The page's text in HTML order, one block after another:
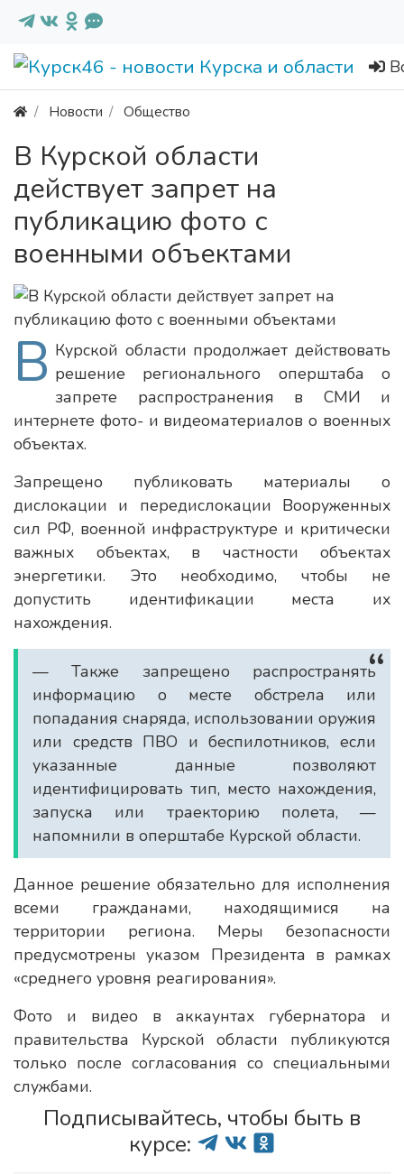
Новости Общество
В Курской области
действует запрет на
публикацию фото с
военными объектами
В Курской области продолжает действовать
решение регионального оперштаба о
запрете распространения в СМИ и
интернете фото- и видеоматериалов о военных
объектах.
Запрещено публиковать материалы о
дислокации и передислокации Вооруженных
сил РФ, военной инфраструктуре и критически
важных объектах, в частности объектах
энергетики. Это необходимо, чтобы не
допустить идентификации места их
нахождения.
— Также запрещено распространять
информацию о месте обстрела или
попадания снаряда, использовании оружия
или средств ПВО и беспилотников, если
указанные данные позволяют
идентифицировать тип, место нахождения,
запуска или траекторию полета, —
напомнили в оперштабе Курской области.
Данное решение обязательно для исполнения
всеми гражданами, находящимися на
территории региона. Меры безопасности
предусмотрены указом Президента в рамках
«среднего уровня реагирования».
Фото и видео в аккаунтах губернатора и
правительства Курской области публикуются
только после согласования со специальными
службами.
Подписывайтесь, чтобы быть в
курсе: